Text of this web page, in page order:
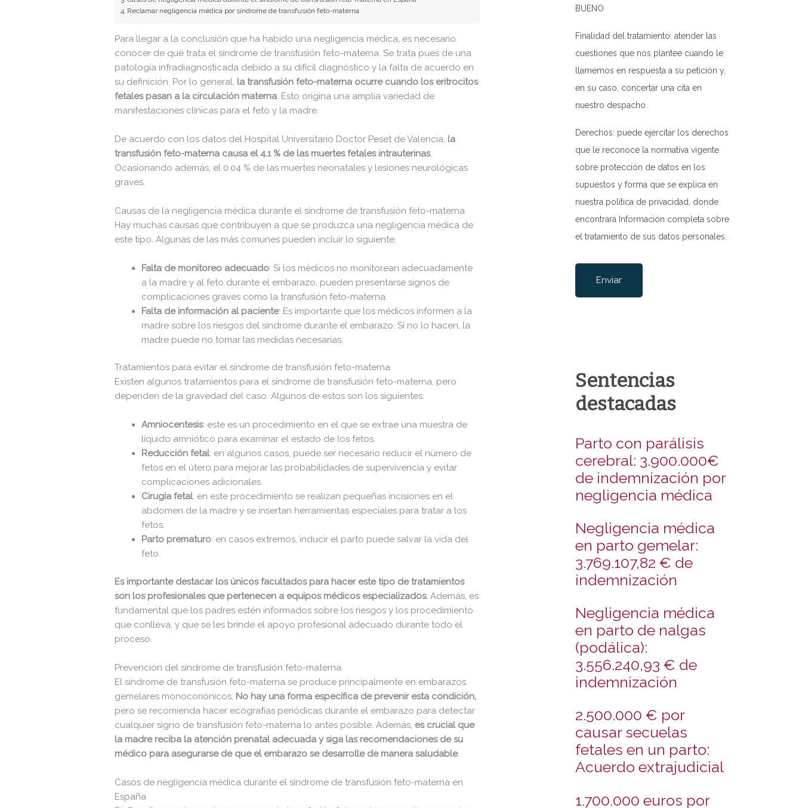
Reclamar negligencia médica por síndrome de transfusión feto-materna
Para llegar a la conclusión que ha habido una negligencia médica, es necesario
conocer de qué trata el síndrome de transfusión feto-materna. Se trata pues de una
patología infradiagnosticada debido a su difícil diagnóstico y la falta de acuerdo en
su definición. Por lo general, la transfusión feto-materna ocurre cuando los eritrocitos
fetales pasan a la circulación materna. Esto origina una amplia variedad de
manifestaciones clínicas para el feto y la madre.
De acuerdo con los datos del Hospital Universitario Doctor Peset de Valencia, la
transfusión feto-materna causa el 4.1 % de las muertes fetales intrauterinas.
Ocasionando además, el 0.04 % de las muertes neonatales y lesiones neurológicas
graves.
Causas de la negligencia médica durante el síndrome de transfusión feto-materna
Hay muchas causas que contribuyen a que se produzca una negligencia médica de
este tipo. Algunas de las más comunes pueden incluir lo siguiente:
Falta de monitoreo adecuado: Si los médicos no monitorean adecuadamente
a la madre y al feto durante el embarazo, pueden presentarse signos de
complicaciones graves como la transfusión feto-materna.
Falta de información al paciente: Es importante que los médicos informen a la
madre sobre los riesgos del síndrome durante el embarazo. Si no lo hacen, la
madre puede no tomar las medidas necesarias.
Tratamientos para evitar el síndrome de transfusión feto-materna
Existen algunos tratamientos para el síndrome de transfusión feto-materna, pero
dependen de la gravedad del caso. Algunos de estos son los siguientes:
Amniocentesis: este es un procedimiento en el que se extrae una muestra de
líquido amniótico para examinar el estado de los fetos.
Reducción fetal: en algunos casos, puede ser necesario reducir el número de
fetos en el útero para mejorar las probabilidades de supervivencia y evitar
complicaciones adicionales.
Cirugía fetal: en este procedimiento se realizan pequeñas incisiones en el
abdomen de la madre y se insertan herramientas especiales para tratar a los
fetos.
Parto prematuro: en casos extremos, inducir el parto puede salvar la vida del
feto.
Es importante destacar los únicos facultados para hacer este tipo de tratamientos
son los profesionales que pertenecen a equipos médicos especializados.Además, es
fundamental que los padres estén informados sobre los riesgos y los procedimiento
que conlleva, y que se les brinde el apoyo profesional adecuado durante todo el
proceso.
Prevención del síndrome de transfusión feto-materna
El síndrome de transfusión feto-materna se produce principalmente en embarazos
gemelares monocoriónicos. No hay una forma específica de prevenir esta condición,
pero se recomienda hacer ecografías periódicas durante el embarazo para detectar
cualquier signo de transfusión feto-materna lo antes posible. Además, es crucial que
la madre reciba la atención prenatal adecuada y siga las recomendaciones de su
médico para asegurarse de que el embarazo se desarrolle de manera saludable.
Casos de negligencia médica durante el síndrome de transfusión feto-materna en
España
BUENO
Finalidad del tratamiento: atender las
cuestiones que nos plantee cuando le
llamemos en respuesta a su petición y,
en su caso, concertar una cita en
nuestro despacho.
Derechos: puede ejercitar los derechos
que le reconoce la normativa vigente
sobre protección de datos en los
supuestos y forma que se explica en
nuestra política de privacidad
, donde
encontrará Información completa sobre
el tratamiento de sus datos personales.
Por favor, deja este campo vacío.
Sentencias
destacadas
Parto con parálisis
cerebral: 3.900.000€
de indemnización por
negligencia médica
Negligencia médica
en parto gemelar:
3.769.107,82 € de
indemnización
Negligencia médica
en parto de nalgas
(podálica):
3.556.240,93 € de
indemnización
2.500.000 € por
causar secuelas
fetales en un parto:
Acuerdo extrajudicial
1.700.000 euros por